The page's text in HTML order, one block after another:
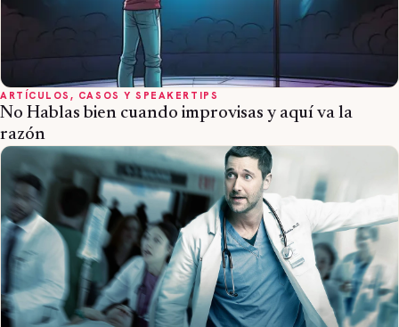
ARTÍCULOS, CASOS Y SPEAKERTIPS
No Hablas bien cuando improvisas y aquí va la
razón